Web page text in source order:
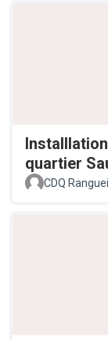
quartier
CDQ